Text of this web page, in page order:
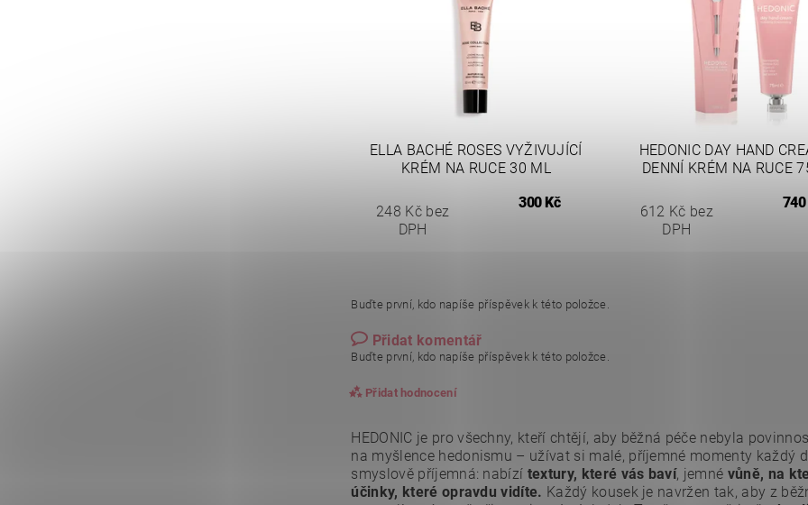
ELLA BACHÉ ROSES VYŽIVUJÍCÍ
KRÉM NA RUCE 30 ML
248 Kč bez
DPH
300 Kč
HEDONIC DAY HAND
DENNÍ KRÉM NA RUCE
612 Kč bez
DPH
740
Buďte první, kdo napíše příspěvek k této položce.
Přidat komentář
Buďte první, kdo napíše příspěvek k této položce.
Přidat hodnocení
HEDONIC je pro všechny, kteří chtějí, aby běžná péče nebyla
na myšlence hedonismu – užívat si malé, příjemné momenty každý
smyslově příjemná: nabízí textury, které vás baví, jemné vůně, na
účinky, které opravdu vidíte. Každý kousek je navržen tak, aby z